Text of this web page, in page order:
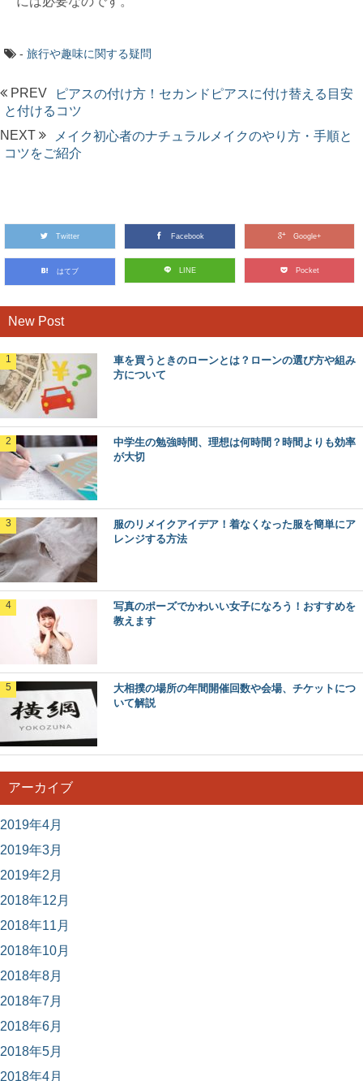
- 旅行や趣味に関する疑問
PREV
ピアスの付け方！セカンドピアスに付け替える目安
と付けるコツ
NEXT
メイク初心者のナチュラルメイクのやり方・手順と
コツをご紹介
Twitter Facebook Google+
はてブ LINE Pocket
New Post
車を買うときのローンとは？ローンの選び方や組み
方について
中学生の勉強時間、理想は何時間？時間よりも効率
が大切
服のリメイクアイデア！着なくなった服を簡単にア
レンジする方法
写真のポーズでかわいい女子になろう！おすすめを
教えます
大相撲の場所の年間開催回数や会場、チケットにつ
いて解説
アーカイブ
2019年4月
2019年3月
2019年2月
2018年12月
2018年11月
2018年10月
2018年8月
2018年7月
2018年6月
2018年5月
2018年4月